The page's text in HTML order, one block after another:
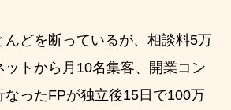
んどを断っているが、相談料5万
ットから月10名集客、開業コン
なったFPが独立後15日で100万